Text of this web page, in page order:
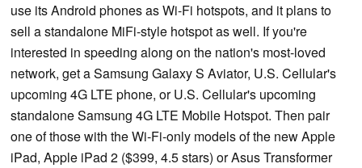
use its Android phones as Wi-Fi hotspots, and it plans to
sell a standalone MiFi-style hotspot as well. If you're
interested in speeding along on the nation's most-loved
network, get a Samsung Galaxy S Aviator, U.S. Cellular's
upcoming 4G LTE phone, or U.S. Cellular's upcoming
standalone Samsung 4G LTE Mobile Hotspot. Then pair
one of those with the Wi-Fi-only models of the new Apple
iPad, Apple iPad 2 ($399, 4.5 stars) or Asus Transformer